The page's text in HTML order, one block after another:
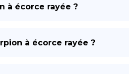
à écorce rayée ?
à écorce rayée ?